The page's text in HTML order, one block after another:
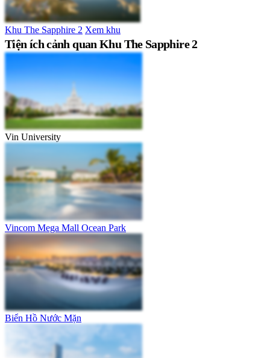
Khu The Sapphire 2 Xem khu
Tiện ích cảnh quan Khu The Sapphire 2
Vin University
Vincom Mega Mall Ocean Park
Biển Hồ Nước Mặn